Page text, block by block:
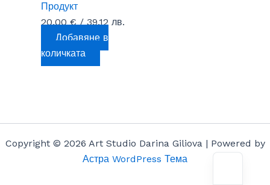
Продукт
20,00€/ 39,12 лв.
Добавяне в
количката
Copyright © 2026 Art Studio Darina Giliova | Powered by
Астра WordPress Тема